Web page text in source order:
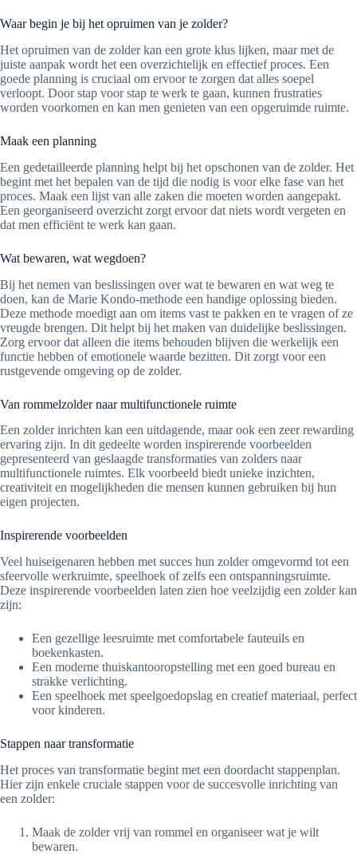
Waar begin je bij het opruimen van je zolder?
Het opruimen van de zolder kan een grote klus lijken, maar met de
juiste aanpak wordt het een overzichtelijk en effectief proces. Een
goede planning is cruciaal om ervoor te zorgen dat alles soepel
verloopt. Door stap voor stap te werk te gaan, kunnen frustraties
worden voorkomen en kan men genieten van een opgeruimde ruimte.
Maak een planning
Een gedetailleerde planning helpt bij het opschonen van de zolder. Het
begint met het bepalen van de tijd die nodig is voor elke fase van het
proces. Maak een lijst van alle zaken die moeten worden aangepakt.
Een georganiseerd overzicht zorgt ervoor dat niets wordt vergeten en
dat men efficiënt te werk kan gaan.
Wat bewaren, wat wegdoen?
Bij het nemen van beslissingen over wat te bewaren en wat weg te
doen, kan de Marie Kondo-methode een handige oplossing bieden.
Deze methode moedigt aan om items vast te pakken en te vragen of ze
vreugde brengen. Dit helpt bij het maken van duidelijke beslissingen.
Zorg ervoor dat alleen die items behouden blijven die werkelijk een
functie hebben of emotionele waarde bezitten. Dit zorgt voor een
rustgevende omgeving op de zolder.
Van rommelzolder naar multifunctionele ruimte
Een zolder inrichten kan een uitdagende, maar ook een zeer rewarding
ervaring zijn. In dit gedeelte worden inspirerende voorbeelden
gepresenteerd van geslaagde transformaties van zolders naar
multifunctionele ruimtes. Elk voorbeeld biedt unieke inzichten,
creativiteit en mogelijkheden die mensen kunnen gebruiken bij hun
eigen projecten.
Inspirerende voorbeelden
Veel huiseigenaren hebben met succes hun zolder omgevormd tot een
sfeervolle werkruimte, speelhoek of zelfs een ontspanningsruimte.
Deze inspirerende voorbeelden laten zien hoe veelzijdig een zolder kan
zijn:
Een gezellige leesruimte met comfortabele fauteuils en
boekenkasten.
Een moderne thuiskantooropstelling met een goed bureau en
strakke verlichting.
Een speelhoek met speelgoedopslag en creatief materiaal, perfect
voor kinderen.
Stappen naar transformatie
Het proces van transformatie begint met een doordacht stappenplan.
Hier zijn enkele cruciale stappen voor de succesvolle inrichting van
een zolder:
Maak de zolder vrij van rommel en organiseer wat je wilt
bewaren.